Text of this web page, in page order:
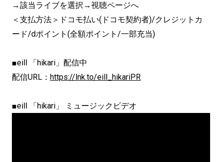
→該当ライブを選択→視聴ページへ
＜支払方法＞ドコモ払い(ドコモ契約者)/クレジットカ
ード/dポイント(全額ポイント/一部充当)
■eill 「hikari」配信中
配信URL： https://lnk.to/eill_hikariPR
■eill 「hikari」 ミュージックビデオ